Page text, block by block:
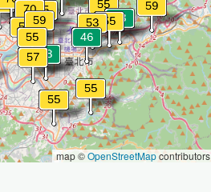
map ©OpenStreetMapcontributors